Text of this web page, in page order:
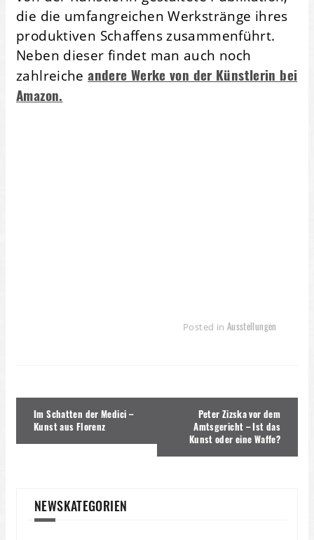
die die umfangreichen Werkstränge ihres
produktiven Schaffens zusammenführt.
Neben dieser findet man auch noch
zahlreicheandere Werke von der Künstlerin bei
Amazon.
Posted in Ausstellungen
Beitragsnavigation
Im Schatten der Medici –
Kunst aus Florenz
Peter Zizska vor dem
Amtsgericht – Ist das
Kunst oder eine Waffe?
NEWSKATEGORIEN